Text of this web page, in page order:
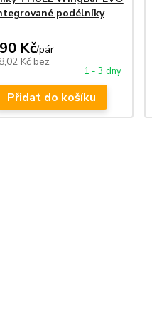
podélníky
Kč/pár
Kč bez
1 - 3 dny
Přidat do košíku